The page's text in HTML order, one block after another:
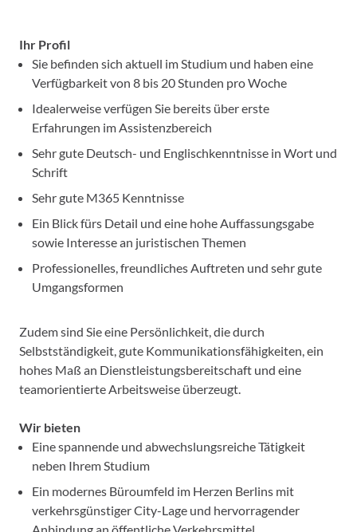
Ihr Profil
Sie befinden sich aktuell im Studium und haben eine
Verfügbarkeit von 8 bis 20 Stunden pro Woche
Idealerweise verfügen Sie bereits über erste
Erfahrungen im Assistenzbereich
Sehr gute Deutsch- und Englischkenntnisse in Wort und
Schrift
Sehr gute M365 Kenntnisse
Ein Blick fürs Detail und eine hohe Auffassungsgabe
sowie Interesse an juristischen Themen
Professionelles, freundliches Auftreten und sehr gute
Umgangsformen
Zudem sind Sie eine Persönlichkeit, die durch
Selbstständigkeit, gute Kommunikationsfähigkeiten, ein
hohes Maß an Dienstleistungsbereitschaft und eine
teamorientierte Arbeitsweise überzeugt.
Wir bieten
Eine spannende und abwechslungsreiche Tätigkeit
neben Ihrem Studium
Ein modernes Büroumfeld im Herzen Berlins mit
verkehrsgünstiger City-Lage und hervorragender